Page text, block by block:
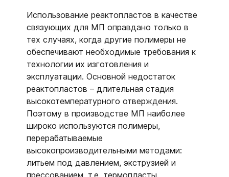
Использование реактопластов в качестве
связующих для МП оправдано только в
тех случаях, когда другие полимеры не
обеспечивают необходимые требования к
технологии их изготовления и
эксплуатации. Основной недостаток
реактопластов – длительная стадия
высокотемпературного отверждения.
Поэтому в производстве МП наиболее
широко используются полимеры,
перерабатываемые
высокопроизводительными методами:
литьем под давлением, экструзией и
прессованием, т.е. термопласты.